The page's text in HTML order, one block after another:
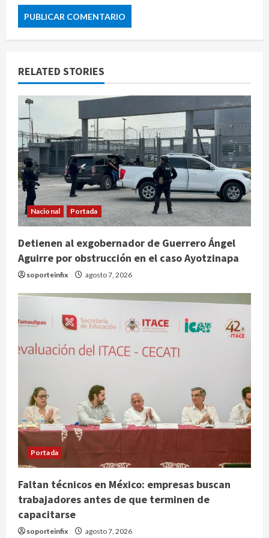
RELATED STORIES
Nacional Portada
Detienen al exgobernador de Guerrero Ángel
Aguirre por obstrucción en el caso Ayotzinapa
soporteinfix agosto 7, 2026
Portada
Faltan técnicos en México: empresas buscan
trabajadores antes de que terminen de
capacitarse
soporteinfix agosto 7, 2026